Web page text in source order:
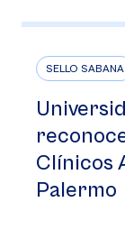
SELLO SABANA
Clínicos
Palermo